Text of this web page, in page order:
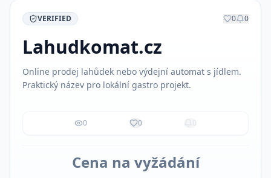
VERIFIED 0 0
Lahudkomat.cz
Online prodej lahůdek nebo výdejní automat s jídlem.
Praktický název pro lokální gastro projekt.
0 0 0
Cena na vyžádání